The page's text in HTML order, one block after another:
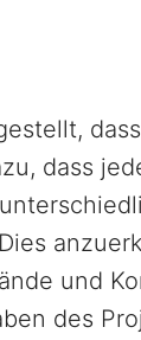
dass
und
des